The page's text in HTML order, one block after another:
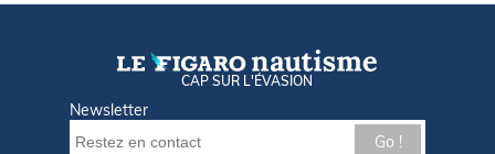
CAP SUR L'ÉVASION
Newsletter
Go !